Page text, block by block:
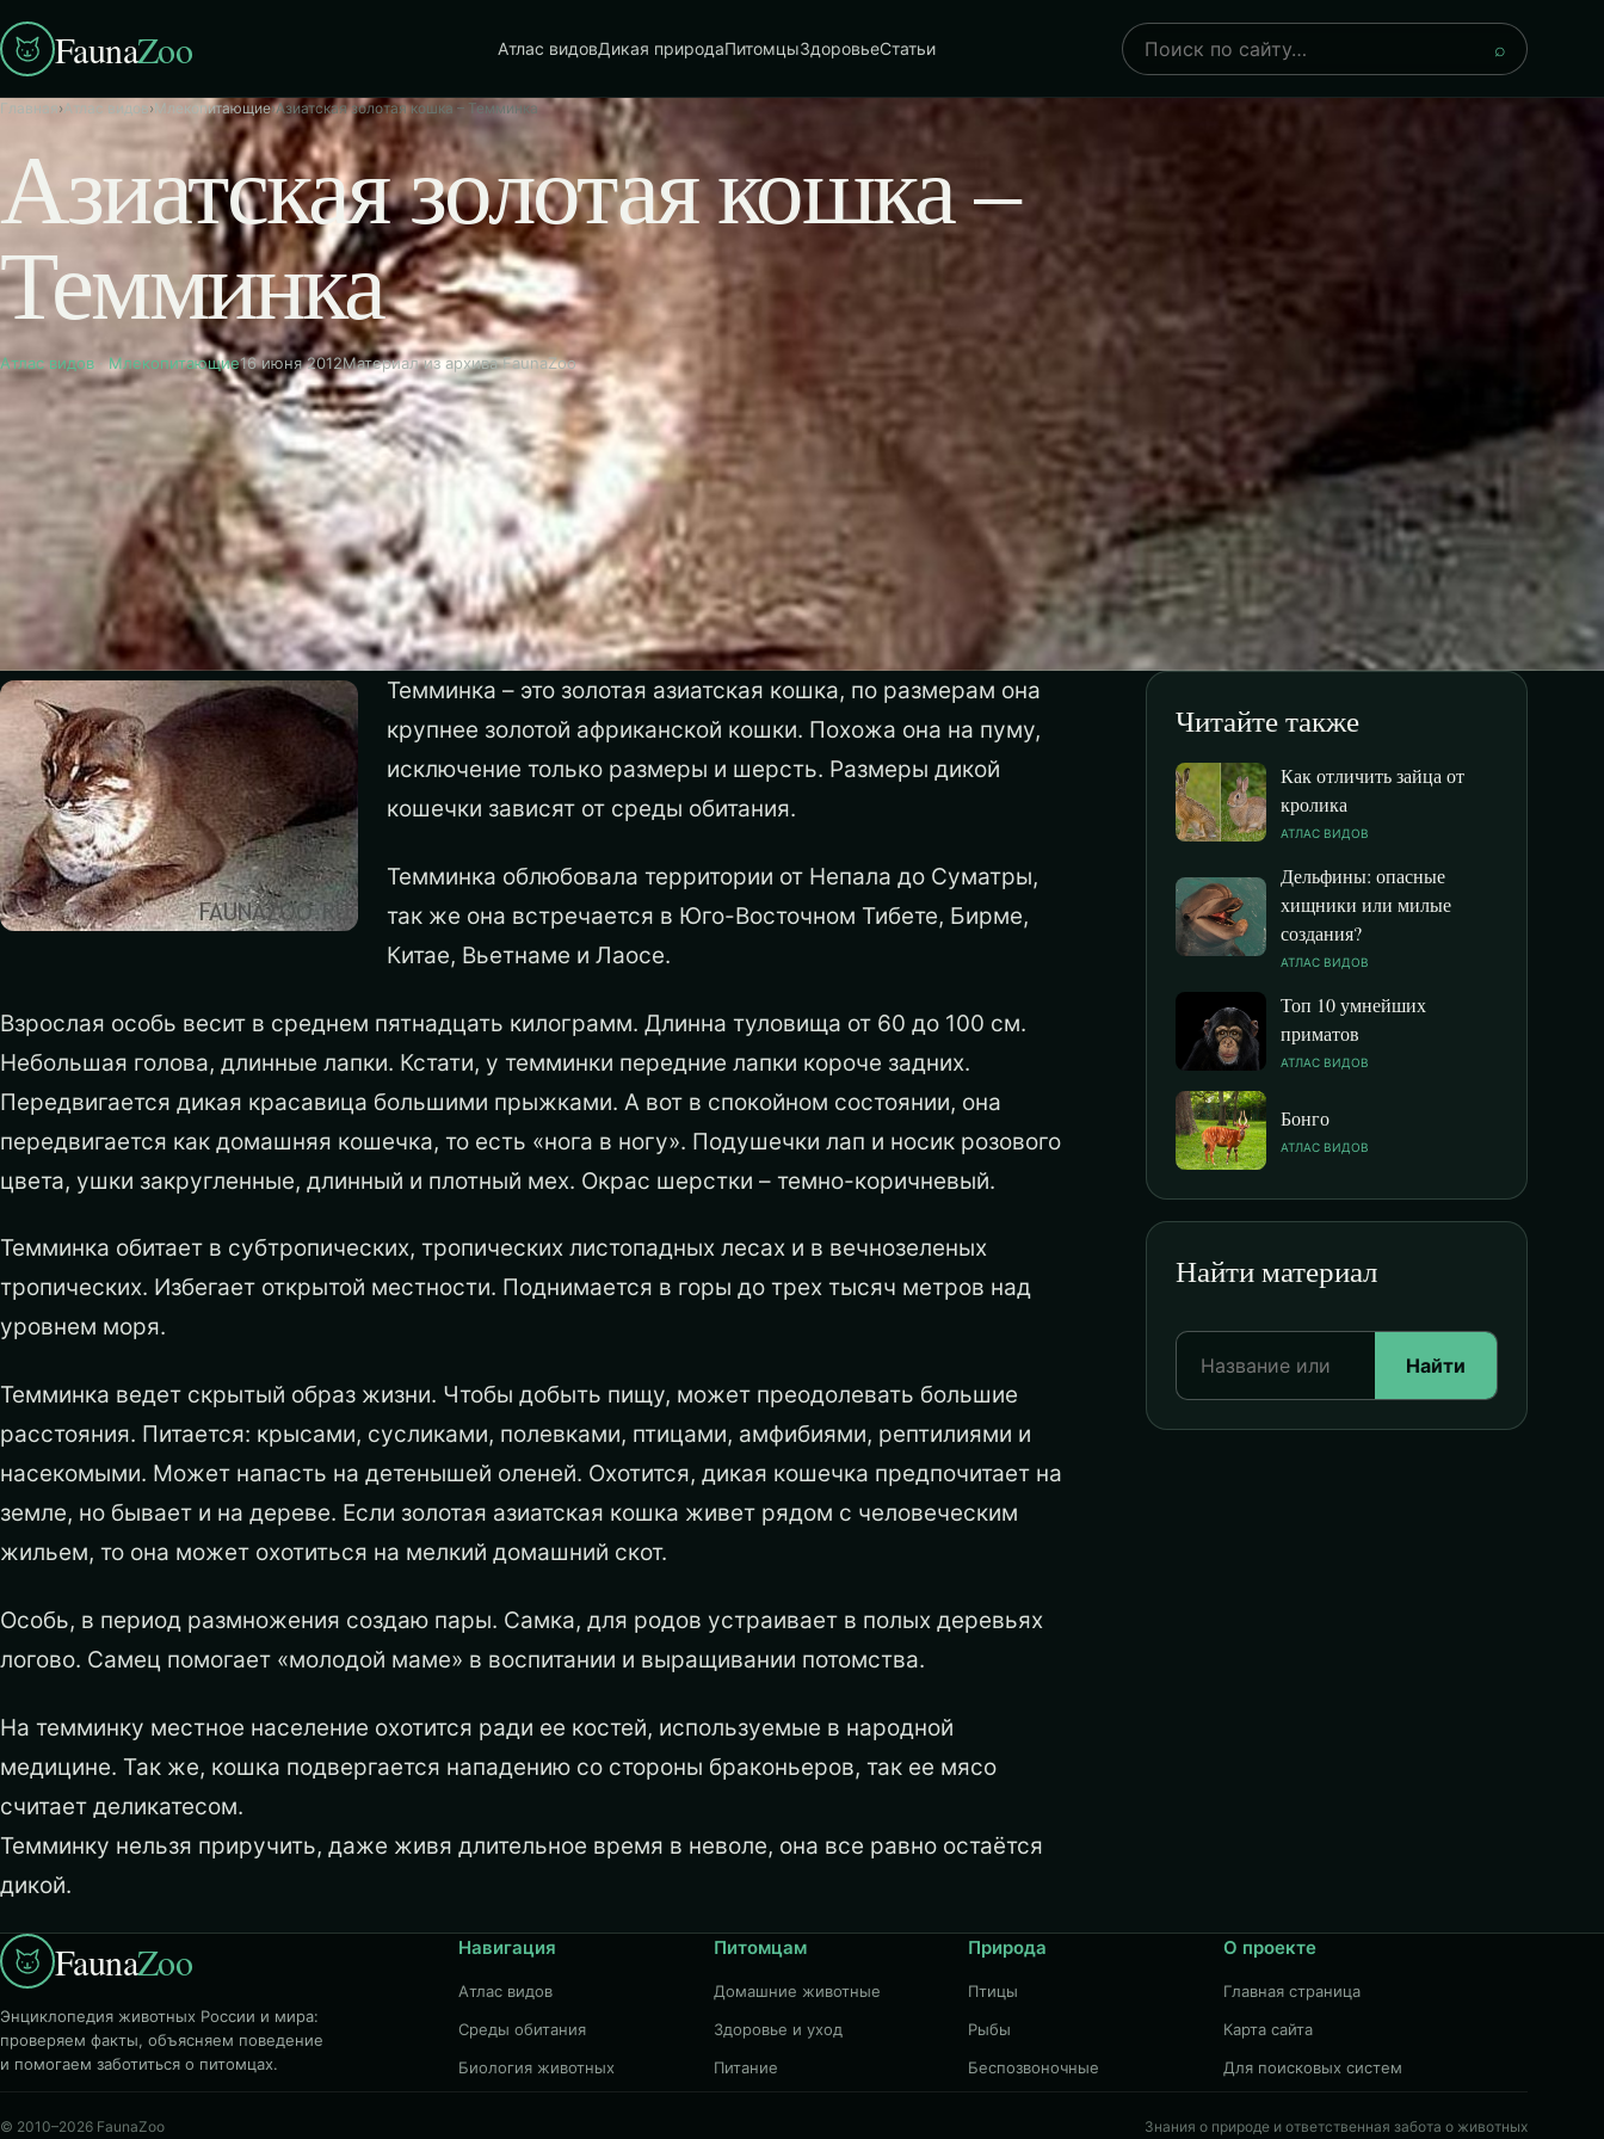
FaunaZoo Атлас видовДикая природаПитомцыЗдоровьеСтатьи
Поиск
⌕
Главная›Атлас видов› Млекопитающие›Азиатская золотая кошка – Темминка
Азиатская золотая кошка –
Темминка
Атлас видов ·Млекопитающие16 июня 2012Материал из архива FaunaZoo
Темминка – это золотая азиатская кошка, по размерам она
крупнее золотой африканской кошки. Похожа она на пуму,
исключение только размеры и шерсть. Размеры дикой
кошечки зависят от среды обитания.
Темминка облюбовала территории от Непала до Суматры,
так же она встречается в Юго-Восточном Тибете, Бирме,
Китае, Вьетнаме и Лаосе.
Взрослая особь весит в среднем пятнадцать килограмм. Длинна туловища от 60 до 100 см.
Небольшая голова, длинные лапки. Кстати, у темминки передние лапки короче задних.
Передвигается дикая красавица большими прыжками. А вот в спокойном состоянии, она
передвигается как домашняя кошечка, то есть «нога в ногу». Подушечки лап и носик розового
цвета, ушки закругленные, длинный и плотный мех. Окрас шерстки – темно-коричневый.
Темминка обитает в субтропических, тропических листопадных лесах и в вечнозеленых
тропических. Избегает открытой местности. Поднимается в горы до трех тысяч метров над
уровнем моря.
Темминка ведет скрытый образ жизни. Чтобы добыть пищу, может преодолевать большие
расстояния. Питается: крысами, сусликами, полевками, птицами, амфибиями, рептилиями и
насекомыми. Может напасть на детенышей оленей. Охотится, дикая кошечка предпочитает на
земле, но бывает и на дереве. Если золотая азиатская кошка живет рядом с человеческим
жильем, то она может охотиться на мелкий домашний скот.
Особь, в период размножения создаю пары. Самка, для родов устраивает в полых деревьях
логово. Самец помогает «молодой маме» в воспитании и выращивании потомства.
На темминку местное население охотится ради ее костей, используемые в народной
медицине. Так же, кошка подвергается нападению со стороны браконьеров, так ее мясо
считает деликатесом.
Темминку нельзя приручить, даже живя длительное время в неволе, она все равно остаётся
дикой.
Читайте также
Как отличить зайца от
кролика
АТЛАС ВИДОВ
Дельфины: опасные
хищники или милые
создания?
АТЛАС ВИДОВ
Топ 10 умнейших
приматов
АТЛАС ВИДОВ
Бонго
АТЛАС ВИДОВ
Найти материал
Найти
FaunaZoo
Энциклопедия животных России и мира:
проверяем факты, объясняем поведение
и помогаем заботиться о питомцах.
Навигация
Атлас видов
Среды обитания
Биология животных
Питомцам
Домашние животные
Здоровье и уход
Питание
Природа
Птицы
Рыбы
Беспозвоночные
О проекте
Главная страница
Карта сайта
Для поисковых систем
© 2010–2026 FaunaZoo Знания о природе и ответственная забота о животных